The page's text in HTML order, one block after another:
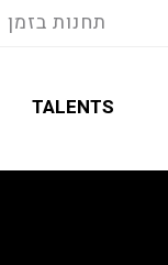
תחנות בזמן
TALENTS